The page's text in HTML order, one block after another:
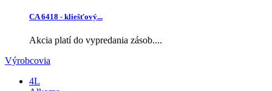
CA 6418 - kliešťový...
Akcia platí do vypredania zásob....
Výrobcovia
4L